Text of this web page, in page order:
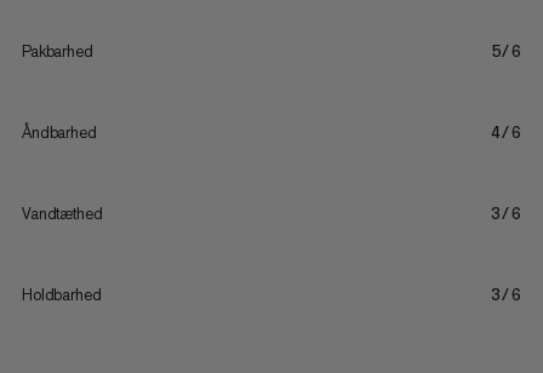
Pakbarhed 5/6
Åndbarhed 4/6
Vandtæthed 3/6
Holdbarhed 3/6